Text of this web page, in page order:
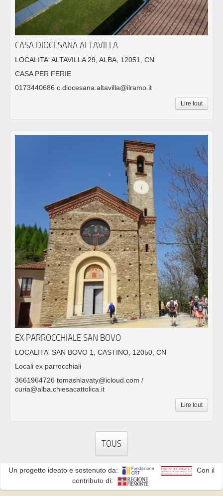
CASA DIOCESANA ALTAVILLA
LOCALITA' ALTAVILLA 29, ALBA, 12051, CN
CASA PER FERIE
0173440686 c.diocesana.altavilla@ilramo.it
Lire tout
EX PARROCCHIALE SAN BOVO
LOCALITA' SAN BOVO 1, CASTINO, 12050, CN
Locali ex parrocchiali
3661964726 tomashlavaty@icloud.com /
curia@alba.chiesacattolica.it
Lire tout
TOUS
Un progetto ideato e sostenuto da:
Con il
contributo di: